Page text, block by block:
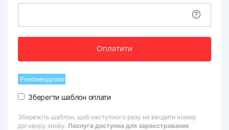
Оплатити
Рекомендуємо
Зберегти шаблон оплати
Збережіть шаблон, щоб наступного разу не вводити номер
договору знову. Послуга доступна для зареєстрованих